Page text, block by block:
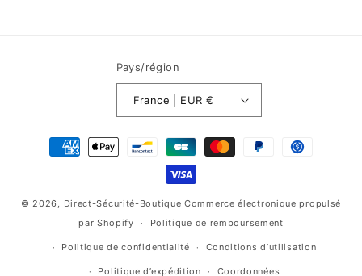
Pays/région
France | EUR €
Moyens
© 2026, Direct-Sécurité-Boutique Commerce électronique propulsé
par Shopify
Politique de remboursement
Politique de confidentialité Conditions d’utilisation
Politique d’expédition Coordonnées